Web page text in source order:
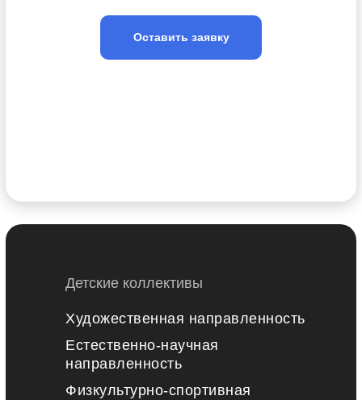
Художественная направленность
Естественно-научная
направленность
Физкультурно-спортивная
Детские коллективы
Оставить заявку